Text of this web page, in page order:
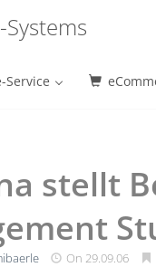
Service
stellt
On 29.09.06